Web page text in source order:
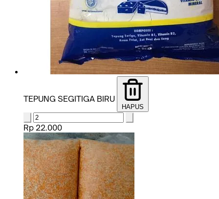
TEPUNG SEGITIGA BIRU
HAPUS
Rp 22.000